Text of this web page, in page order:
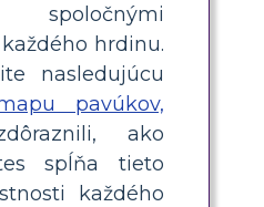
hrdinu.
nasledujúcu
pavúkov,
ako
spĺňa tieto
každého